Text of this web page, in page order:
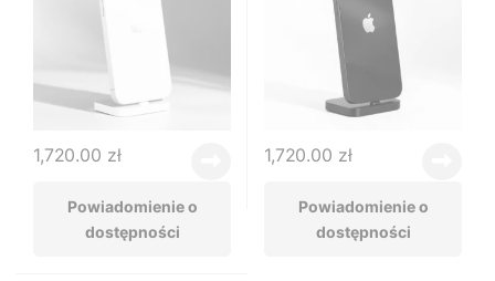
1,720.00 zł
Powiadomienie o
dostępności
1,720.00 zł
Powiadomienie o
dostępności